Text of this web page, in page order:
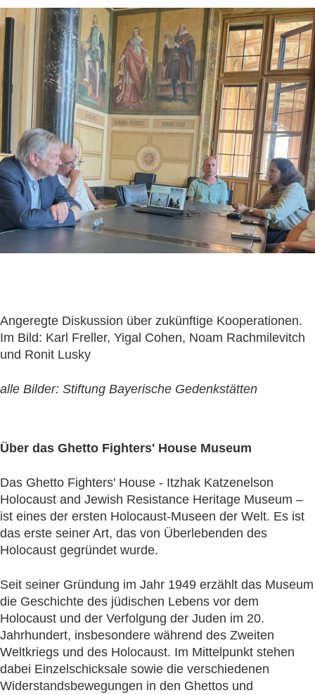
Angeregte Diskussion über zukünftige Kooperationen.
Im Bild: Karl Freller, Yigal Cohen, Noam Rachmilevitch
und Ronit Lusky
alle Bilder: Stiftung Bayerische Gedenkstätten
Über das Ghetto Fighters' House Museum
Das Ghetto Fighters' House - Itzhak Katzenelson
Holocaust and Jewish Resistance Heritage Museum –
ist eines der ersten Holocaust-Museen der Welt. Es ist
das erste seiner Art, das von Überlebenden des
Holocaust gegründet wurde.
Seit seiner Gründung im Jahr 1949 erzählt das Museum
die Geschichte des jüdischen Lebens vor dem
Holocaust und der Verfolgung der Juden im 20.
Jahrhundert, insbesondere während des Zweiten
Weltkriegs und des Holocaust. Im Mittelpunkt stehen
dabei Einzelschicksale sowie die verschiedenen
Widerstandsbewegungen in den Ghettos und